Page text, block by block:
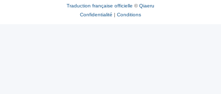
Traduction française officielle ©Qiaeru
Confidentialité | Conditions